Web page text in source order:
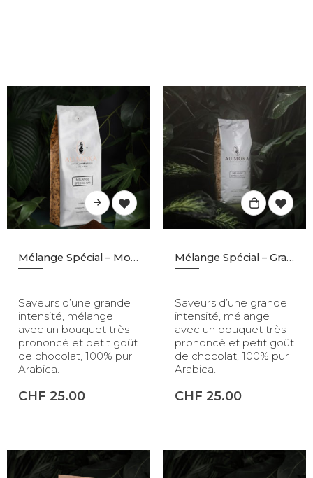
Mélange Spécial – Moulu – 1kg
Saveurs d’une grande
intensité, mélange
avec un bouquet très
prononcé et petit goût
de chocolat, 100% pur
Arabica.
CHF 25.00
Mélange Spécial – Grains – 1kg
Saveurs d’une grande
intensité, mélange
avec un bouquet très
prononcé et petit goût
de chocolat, 100% pur
Arabica.
CHF 25.00